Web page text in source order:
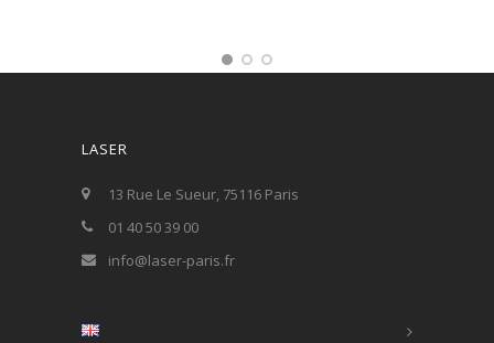
LASER
13 Rue Le Sueur, 75116 Paris
01 40 50 39 00
info@laser-paris.fr